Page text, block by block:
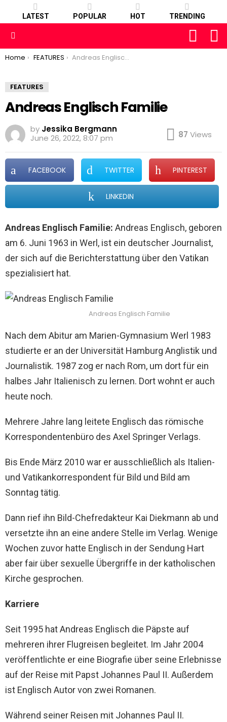
LATEST POPULAR HOT TRENDING
FOLLOW
You are here:
Home FEATURES Andreas Englisch Familie
FEATURES
Andreas Englisch Familie
by Jessika Bergmann
June 26, 2022, 8:07 pm
87 Views
FACEBOOK TWITTER PINTEREST
LINKEDIN
Andreas Englisch Familie: Andreas Englisch, geboren
am 6. Juni 1963 in Werl, ist ein deutscher Journalist,
der sich auf die Berichterstattung über den Vatikan
spezialisiert hat.
Andreas Englisch Familie
Nach dem Abitur am Marien-Gymnasium Werl 1983
studierte er an der Universität Hamburg Anglistik und
Journalistik. 1987 zog er nach Rom, um dort für ein
halbes Jahr Italienisch zu lernen. Dort wohnt er auch
heute noch.
Mehrere Jahre lang leitete Englisch das römische
Korrespondentenbüro des Axel Springer Verlags.
Bis Ende März 2010 war er ausschließlich als Italien-
und Vatikankorrespondent für Bild und Bild am
Sonntag tätig.
Dann rief ihn Bild-Chefredakteur Kai Diekmann ab und
versetzte ihn an eine andere Stelle im Verlag. Wenige
Wochen zuvor hatte Englisch in der Sendung Hart
aber fair über sexuelle Übergriffe in der katholischen
Kirche gesprochen.
Karriere
Seit 1995 hat Andreas Englisch die Päpste auf
mehreren ihrer Flugreisen begleitet. Im Jahr 2004
veröffentlichte er eine Biografie über seine Erlebnisse
auf der Reise mit Papst Johannes Paul II. Außerdem
ist Englisch Autor von zwei Romanen.
Während seiner Reisen mit Johannes Paul II.